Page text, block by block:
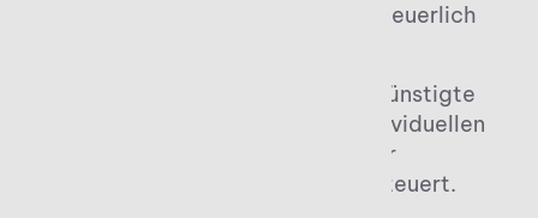
teilweise oder vollständig steuerlich
Das verbleibende, nicht begünstigte
Vermögen, wird mit dem individuellen
Steuersatz entsprechend der
Steuerklasse des Erben versteuert.